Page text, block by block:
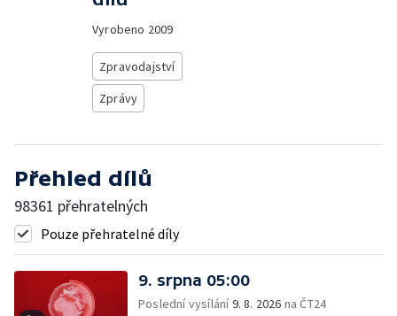
Vyrobeno 2009
Zpravodajství
Zprávy
Přehled dílů
98361 přehratelných
Pouze přehratelné díly
9. srpna 05:00
Poslední vysílání9. 8. 2026 na ČT24